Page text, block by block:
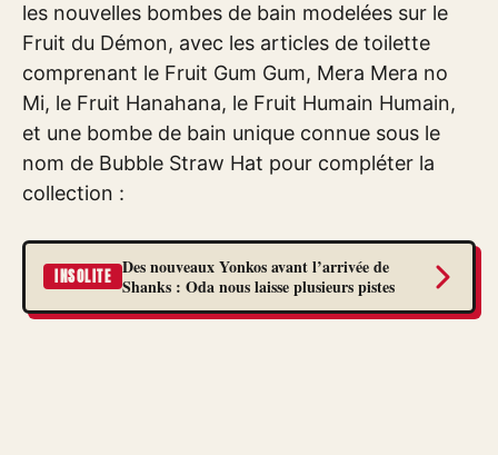
les nouvelles bombes de bain modelées sur le
Fruit du Démon, avec les articles de toilette
comprenant le Fruit Gum Gum, Mera Mera no
Mi, le Fruit Hanahana, le Fruit Humain Humain,
et une bombe de bain unique connue sous le
nom de Bubble Straw Hat pour compléter la
collection :
INSOLITE Des nouveaux Yonkos avant l’arrivée de
Shanks : Oda nous laisse plusieurs pistes